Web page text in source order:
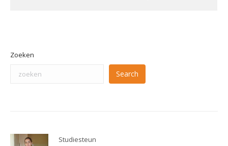
Zoeken
Search
Studiesteun